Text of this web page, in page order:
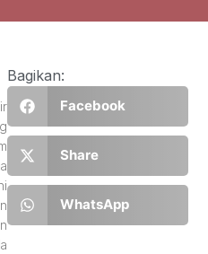
Bagikan:
Facebook
Share
WhatsApp